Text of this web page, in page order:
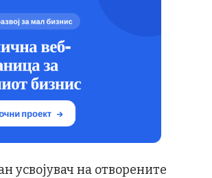
усвојувач на отворените